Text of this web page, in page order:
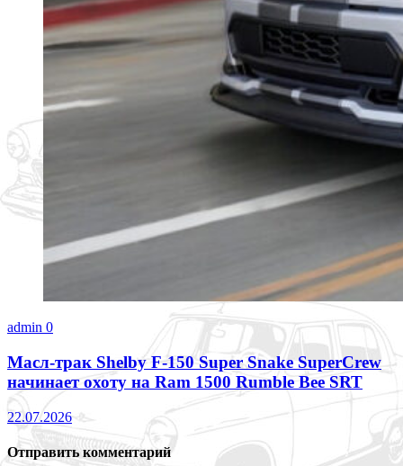
admin 0
Масл-трак Shelby F-150 Super Snake SuperCrew
начинает охоту на Ram 1500 Rumble Bee SRT
22.07.2026
Отправить комментарий